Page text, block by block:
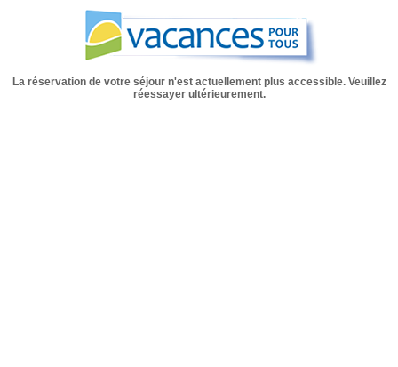
La réservation de votre séjour n'est actuellement plus accessible. Veuillez
réessayer ultérieurement.